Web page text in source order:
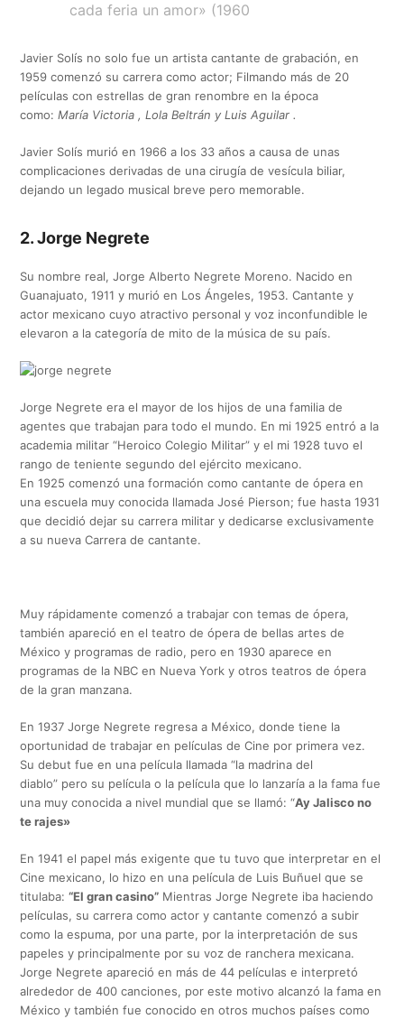
cada feria un amor» (1960
Javier Solís no solo fue un artista cantante de grabación, en
1959 comenzó su carrera como actor; Filmando más de 20
películas con estrellas de gran renombre en la época
como:María Victoria , Lola Beltrán y Luis Aguilar .
Javier Solís murió en 1966 a los 33 años a causa de unas
complicaciones derivadas de una cirugía de vesícula biliar,
dejando un legado musical breve pero memorable.
2. Jorge Negrete
Su nombre real, Jorge Alberto Negrete Moreno. Nacido en
Guanajuato, 1911 y murió en Los Ángeles, 1953. Cantante y
actor mexicano cuyo atractivo personal y voz inconfundible le
elevaron a la categoría de mito de la música de su país.
Jorge Negrete era el mayor de los hijos de una familia de
agentes que trabajan para todo el mundo. En mi 1925 entró a la
academia militar “Heroico Colegio Militar” y el mi 1928 tuvo el
rango de teniente segundo del ejército mexicano.
En 1925 comenzó una formación como cantante de ópera en
una escuela muy conocida llamada José Pierson; fue hasta 1931
que decidió dejar su carrera militar y dedicarse exclusivamente
a su nueva Carrera de cantante.
Muy rápidamente comenzó a trabajar con temas de ópera,
también apareció en el teatro de ópera de bellas artes de
México y programas de radio, pero en 1930 aparece en
programas de la NBC en Nueva York y otros teatros de ópera
de la gran manzana.
En 1937 Jorge Negrete regresa a México, donde tiene la
oportunidad de trabajar en películas de Cine por primera vez.
Su debut fue en una película llamada “la madrina del
diablo” pero su película o la película que lo lanzaría a la fama fue
una muy conocida a nivel mundial que se llamó: “Ay Jalisco no
te rajes»
En 1941 el papel más exigente que tu tuvo que interpretar en el
Cine mexicano, lo hizo en una película de Luis Buñuel que se
titulaba:“El gran casino” Mientras Jorge Negrete iba haciendo
películas, su carrera como actor y cantante comenzó a subir
como la espuma, por una parte, por la interpretación de sus
papeles y principalmente por su voz de ranchera mexicana.
Jorge Negrete apareció en más de 44 películas e interpretó
alrededor de 400 canciones, por este motivo alcanzó la fama en
México y también fue conocido en otros muchos países como